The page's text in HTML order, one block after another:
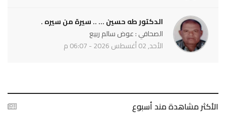
الدكتور طه حسين ... .. سيرة من سيره .
الصحافي : عوض سالم ربيع
الأحد, 02 أغسطس 2026 - 06:07 م
الأكثر مشاهدة مند أسبوع